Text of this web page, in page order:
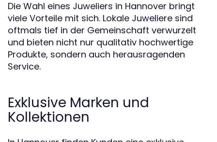
Die Wahl eines Juweliers in Hannover bringt
viele Vorteile mit sich. Lokale Juweliere sind
oftmals tief in der Gemeinschaft verwurzelt
und bieten nicht nur qualitativ hochwertige
Produkte, sondern auch herausragenden
Service.
Exklusive Marken und
Kollektionen